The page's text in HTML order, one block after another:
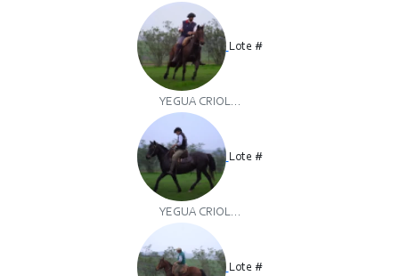
Lote #
YEGUA CRIOL...
Lote #
YEGUA CRIOL...
Lote #